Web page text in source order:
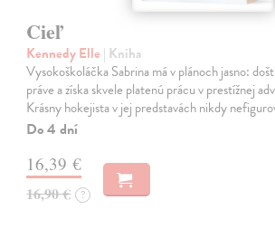
Cieľ
Kennedy Elle | Kniha
Vysokoškoláčka Sabrina má v plánoch jasno:
práve a získa skvele platenú prácu v prestížnej
Krásny hokejista v jej predstavách nikdy
Do 4 dní
16,39 €
16,90 € ?